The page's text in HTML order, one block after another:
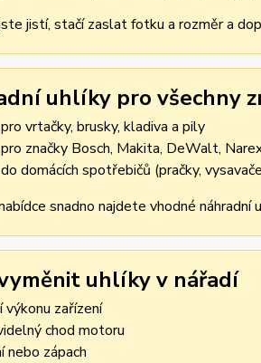
jistí, stačí zaslat fotku a rozměr a
uhlíky pro všechny
vrtačky, brusky, kladiva a pily
značky Bosch, Makita, DeWalt,
domácích spotřebičů (pračky,
snadno najdete vhodné náhradní
uhlíky v nářadí
výkonu zařízení
chod motoru
nebo zápach